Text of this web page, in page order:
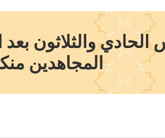
الحادي والثلاثون
المجاهدين